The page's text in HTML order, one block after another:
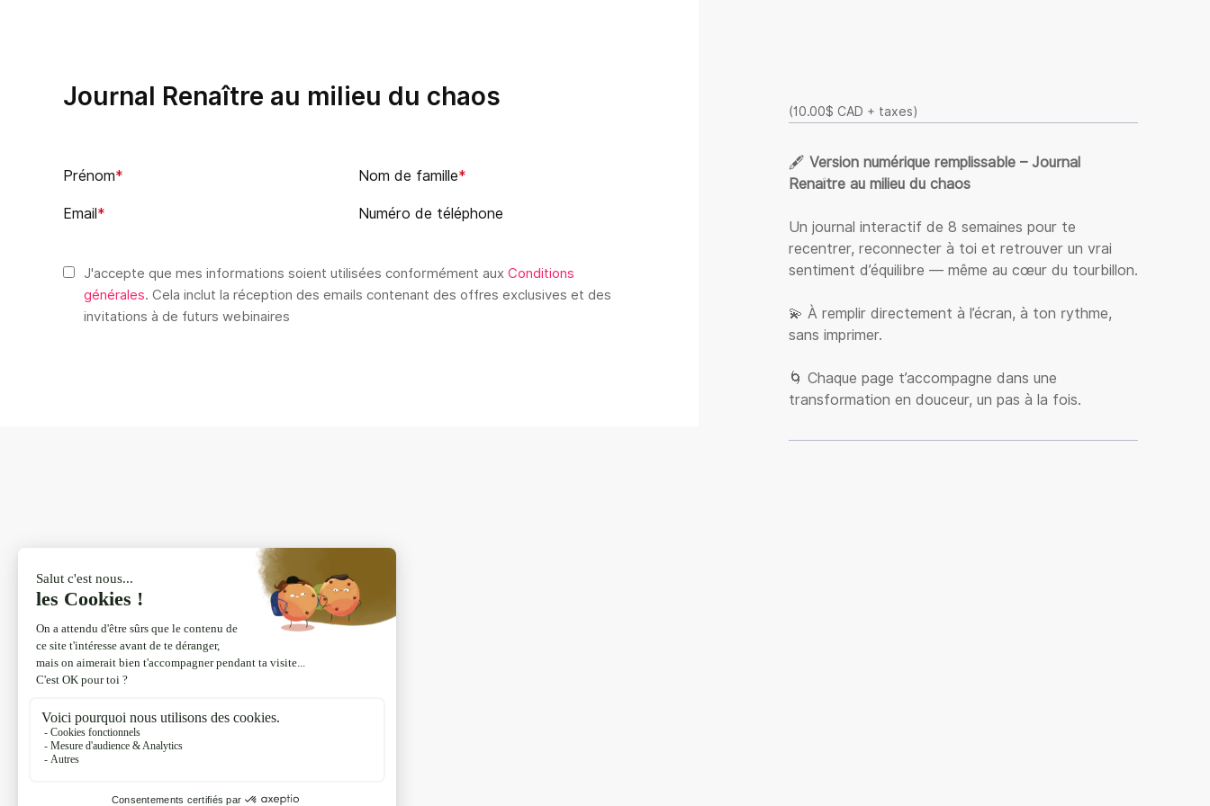
Journal Renaître au milieu du chaos
Prénom* Nom de famille*
Email* Numéro de téléphone
J'accepte que mes informations soient utilisées conformément aux Conditions
générales. Cela inclut la réception des emails contenant des offres exclusives et des
invitations à de futurs webinaires
(10.00$ CAD + taxes)
🖋️ Version numérique remplissable – Journal
Renaître au milieu du chaos
Un journal interactif de 8 semaines pour te
recentrer, reconnecter à toi et retrouver un vrai
sentiment d’équilibre — même au cœur du tourbillon.
💫 À remplir directement à l’écran, à ton rythme,
sans imprimer.
🌀 Chaque page t’accompagne dans une
transformation en douceur, un pas à la fois.